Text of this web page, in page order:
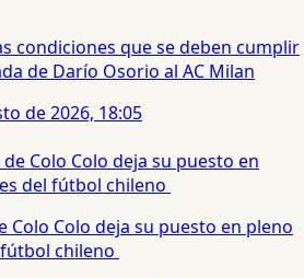
condiciones que se deben cumplir
de Darío Osorio al AC Milan
de 2026, 18:05
Colo Colo deja su puesto en pleno
chileno